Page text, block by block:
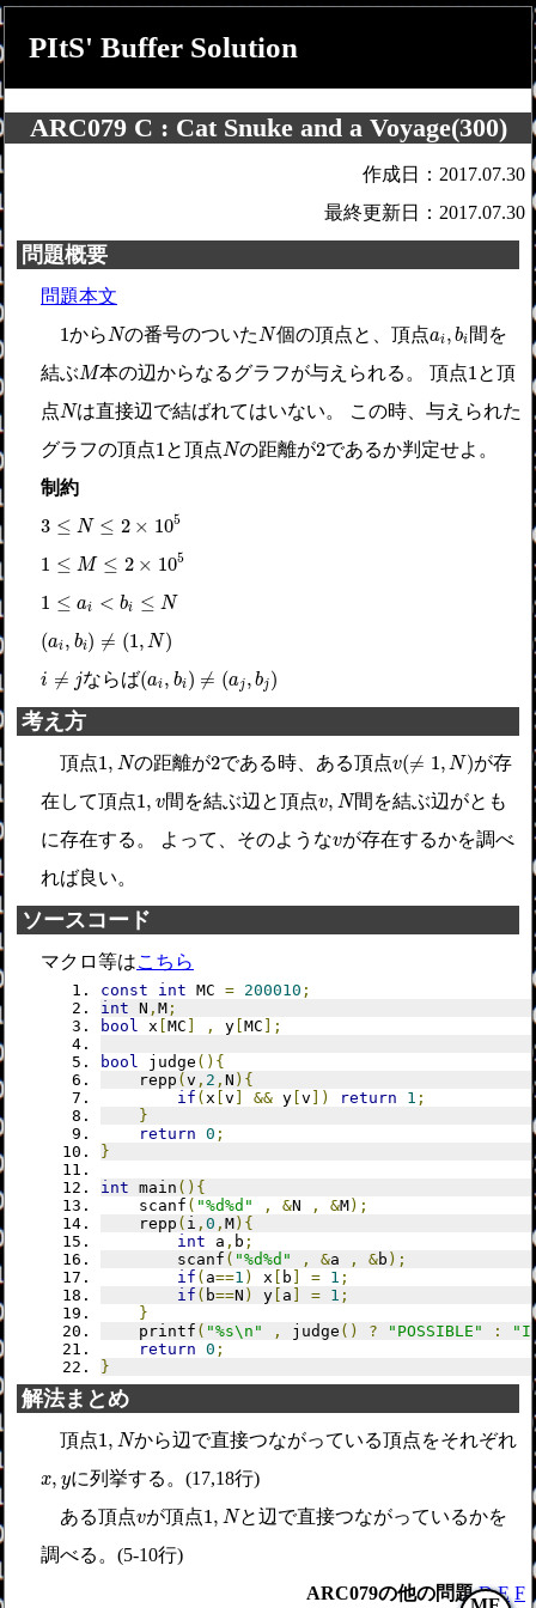
PItS' Buffer Solution
ARC079 C : Cat Snuke and a Voyage(300)
作成日：2017.07.30
最終更新日：2017.07.30
問題概要
問題本文
1
1からN
Nの番号のついたN
N個の頂点と、頂点ai , bi
ai bi 間を
結ぶM
M本の辺からなるグラフが与えられる。 頂点1
1 と頂
点N
Nは直接辺で結ばれてはいない。 この時、与えられた
グラフの頂点1
1 と頂点N
Nの距離が2
2であるか判定せよ。
制約
3 ≤ N ≤ 2 × 105
3 N ≤2 105
1 ≤ M ≤ 2 × 105
1 M ≤ 2 105
1 ≤ ai < bi ≤ N
1 ai <b ≤N
(ai, bi) ≠ (1, N)
(a i ≠ 1, N)
i ≠ j
i≠ ならば(ai, bi ) ≠ (aj , bj)
(a i ≠ aj b
考え方
頂点1, N
1 N の距離が2
2である時、ある頂点v(≠ 1, N)
(≠1 ,N )
が存
在して頂点1, v
1 v 間を結ぶ辺と頂点v, N
v, N 間を結ぶ辺がとも
に存在する。 よって、そのようなv
vが存在するかを調べ
れば良い。
ソースコード
マクロ等はこちら
const int MC = 200010 ;
int N , M ;
bool x MC , y MC ];
bool judge (){
	repp
( v , 2 , N ){
if ( x v && y v ]) return 1 ;
}
return 0 ;
}
int main (){
	scanf
( "%d%d" , &N , &M);
	repp
( i , 0 , M){
int a , b ;
		scanf
( "%d%d" , &a , &b );
if ( a==1 ) x b = 1 ;
if ( b==N ) y a = 1 ;
}
	printf
( "%s\n" , judge () ? "POSSIBLE" :
return 0 ;
}
解法まとめ
頂点1, N
1 N から辺で直接つながっている頂点をそれぞれ
x, y
x, y に列挙する。(17,18行)
ある頂点v
vが頂点1, N
1 N と辺で直接つながっているかを
調べる。(5-10行)
ARC079の他の問題 D E F